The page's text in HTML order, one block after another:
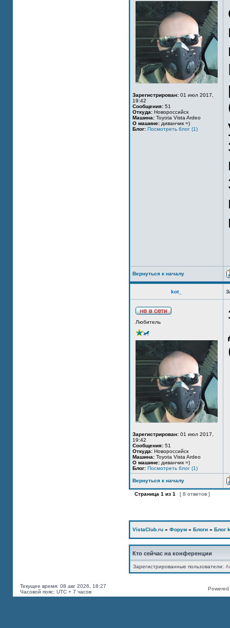
Зарегистрирован: 01 июл 2017,
19:42
Сообщения: 51
Откуда: Новороссийск
Машина: Toyota Vista Ardeo
О машине: диванчик =)
Блог: Посмотреть блог (1)
Вернуться к началу
kot_
Любитель
Зарегистрирован: 01 июл 2017,
19:42
Сообщения: 51
Откуда: Новороссийск
Машина: Toyota Vista Ardeo
О машине: диванчик =)
Блог: Посмотреть блог (1)
Вернуться к началу
Страница 1 из 1 [ 8 ответов ]
VistaClub.ru » Форум » Блоги » Блог
Кто сейчас на конференции
Зарегистрированные пользователи:
Текущее время: 08 авг 2026, 18:27
Часовой пояс: UTC + 7 часов